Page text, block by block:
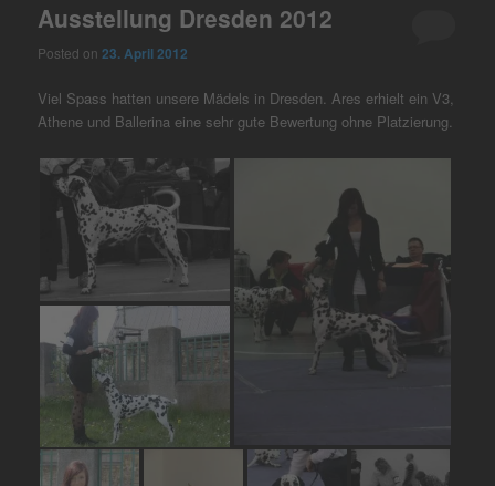
Ausstellung Dresden 2012
Posted on23. April 2012
Viel Spass hatten unsere Mädels in Dresden. Ares erhielt ein V3,
Athene und Ballerina eine sehr gute Bewertung ohne Platzierung.